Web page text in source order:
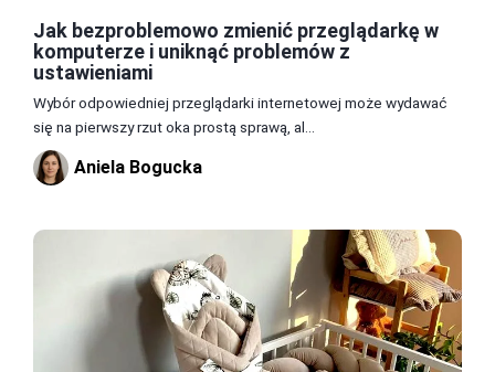
Jak bezproblemowo zmienić przeglądarkę w
komputerze i uniknąć problemów z
ustawieniami
Wybór odpowiedniej przeglądarki internetowej może wydawać
się na pierwszy rzut oka prostą sprawą, al...
Aniela Bogucka